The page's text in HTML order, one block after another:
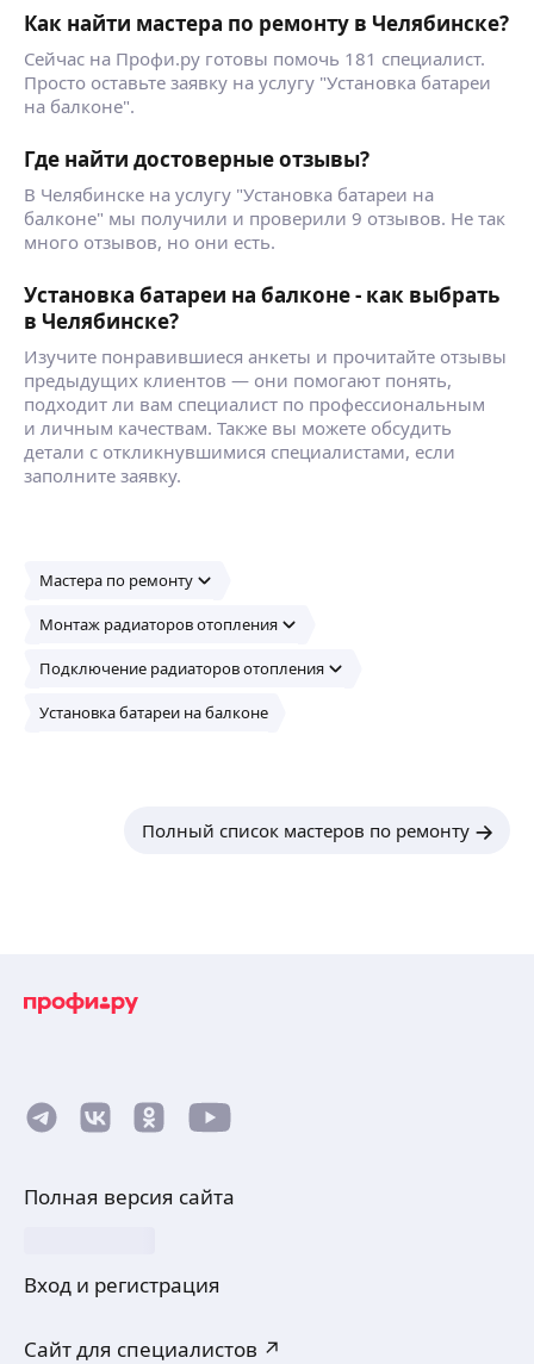
Как найти мастера по ремонту в Челябинске?
Сейчас на Профи.ру готовы помочь 181 специалист.
Просто оставьте заявку на услугу "Установка батареи
на балконе".
Где найти достоверные отзывы?
В Челябинске на услугу "Установка батареи на
балконе" мы получили и проверили 9 отзывов. Не так
много отзывов, но они есть.
Установка батареи на балконе - как выбрать
в Челябинске?
Изучите понравившиеся анкеты и прочитайте отзывы
предыдущих клиентов — они помогают понять,
подходит ли вам специалист по профессиональным
и личным качествам. Также вы можете обсудить
детали с откликнувшимися специалистами, если
заполните заявку.
Мастера по ремонту
Монтаж радиаторов отопления
Подключение радиаторов отопления
Установка батареи на балконе
Полный список мастеров по ремонту
Полная версия сайта
Вход и регистрация
Сайт для специалистов ↗